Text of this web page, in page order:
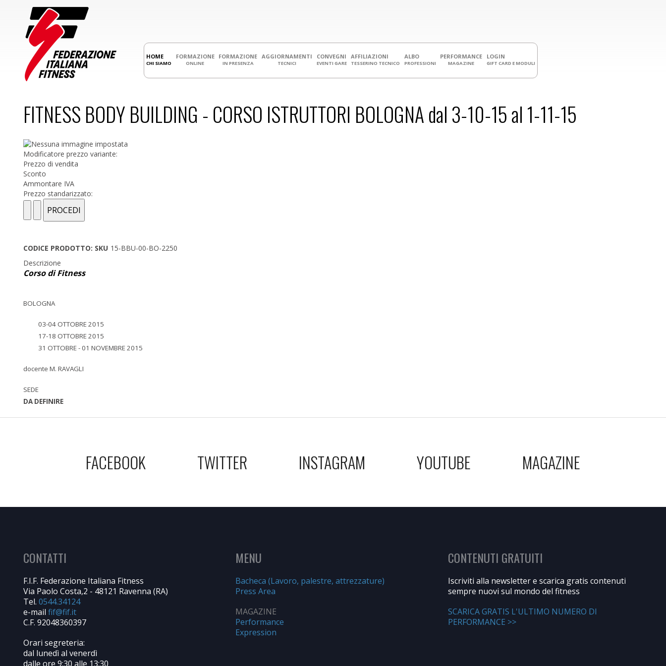
HOME
CHI SIAMO
FORMAZIONE
ONLINE
FORMAZIONE
IN PRESENZA
AGGIORNAMENTI
TECNICI
CONVEGNI
EVENTI GARE
AFFILIAZIONI
TESSERINO TECNICO
ALBO
PROFESSIONI
PERFORMANCE
MAGAZINE
LOGIN
GIFT CARD E MODULI
FITNESS BODY BUILDING - CORSO ISTRUTTORI BOLOGNA dal 3-10-15 al 1-11-15
Modificatore prezzo variante:
Prezzo di vendita
Sconto
Ammontare IVA
Prezzo standarizzato:
CODICE PRODOTTO: SKU 15-BBU-00-BO-2250
Descrizione
Corso di Fitness
BOLOGNA
03-04 OTTOBRE 2015
17-18 OTTOBRE 2015
31 OTTOBRE - 01 NOVEMBRE 2015
docente M. RAVAGLI
SEDE
DA DEFINIRE
FACEBOOK TWITTER INSTAGRAM YOUTUBE MAGAZINE
CONTATTI
F.I.F. Federazione Italiana Fitness
Via Paolo Costa,2 - 48121 Ravenna (RA)
Tel. 0544.34124
e-mail
C.F. 92048360397
Orari segreteria:
dal lunedì al venerdì
dalle ore 9:30 alle 13:30
MENU
Bacheca (Lavoro, palestre, attrezzature)
Press Area
MAGAZINE
Performance
Expression
CONTENUTI GRATUITI
Iscriviti alla newsletter e scarica gratis contenuti
sempre nuovi sul mondo del fitness
SCARICA GRATIS L'ULTIMO NUMERO DI
PERFORMANCE >>